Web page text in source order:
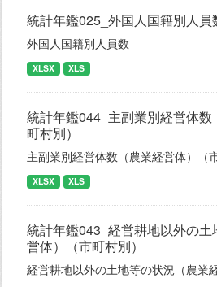
統計年鑑025_外国人国籍別人員
外国人国籍別人員数
XLSX XLS
統計年鑑044_主副業別経営体
町村別）
主副業別経営体数（農業経営体）（
XLSX XLS
統計年鑑043_経営耕地以外の
営体）（市町村別）
経営耕地以外の土地等の状況（農業